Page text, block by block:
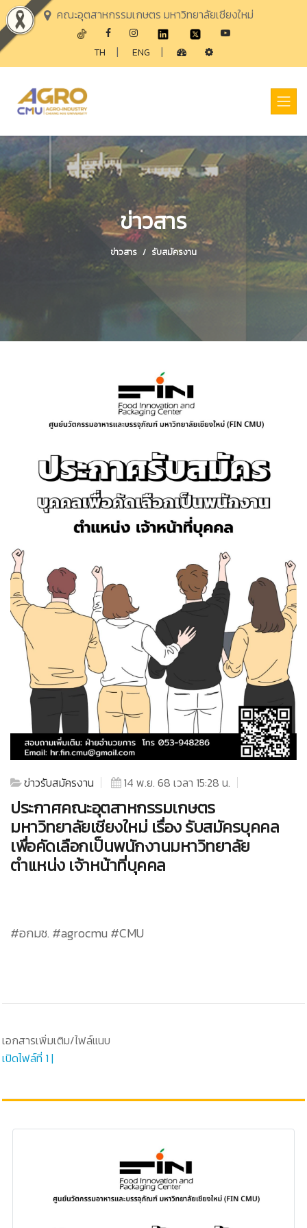
คณะอุตสาหกรรมเกษตร มหาวิทยาลัยเชียงใหม่
TH | ENG |
ข่าวสาร
ข่าวสาร รับสมัครงาน
ข่าวรับสมัครงาน 14 พ.ย. 68 เวลา 15:28 น.
ประกาศคณะอุตสาหกรรมเกษตร
มหาวิทยาลัยเชียงใหม่ เรื่อง รับสมัครบุคคล
เพื่อคัดเลือกเป็นพนักงานมหาวิทยาลัย
ตำแหน่ง เจ้าหน้าที่บุคคล
#อกมช. #agrocmu #CMU
เอกสารเพิ่มเติม/ไฟล์แนบ
เปิดไฟล์ที่ 1 |